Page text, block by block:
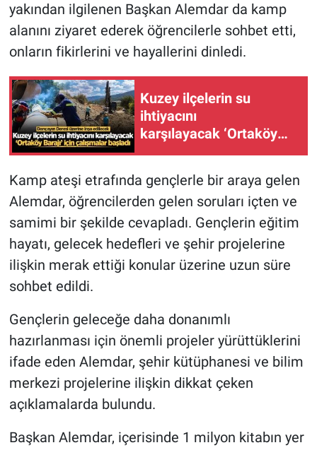
yakından ilgilenen Başkan Alemdar da kamp
alanını ziyaret ederek öğrencilerle sohbet etti,
onların fikirlerini ve hayallerini dinledi.
Kuzey ilçelerin su
ihtiyacını
karşılayacak ‘Ortaköy
Barajı’ için çalışmalar
Kamp ateşi etrafında gençlerle bir araya gelen
Alemdar, öğrencilerden gelen soruları içten ve
samimi bir şekilde cevapladı. Gençlerin eğitim
hayatı, gelecek hedefleri ve şehir projelerine
ilişkin merak ettiği konular üzerine uzun süre
sohbet edildi.
Gençlerin geleceğe daha donanımlı
hazırlanması için önemli projeler yürüttüklerini
ifade eden Alemdar, şehir kütüphanesi ve bilim
merkezi projelerine ilişkin dikkat çeken
açıklamalarda bulundu.
Başkan Alemdar, içerisinde 1 milyon kitabın yer